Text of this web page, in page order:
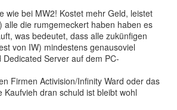
wie bei MW2! Kostet mehr Geld, leistet
alle die rumgemeckert haben haben es
was bedeutet, dass alle zukünfigen
von IW) mindestens genausoviel
Server auf dem PC-
Firmen Activision/Infinity Ward oder das
Kaufvieh dran schuld ist bleibt wohl